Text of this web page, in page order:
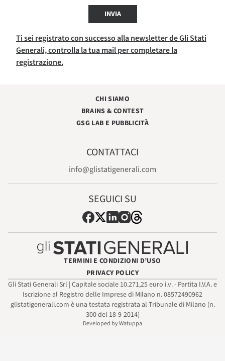
INVIA
Ti sei registrato con successo alla newsletter de Gli Stati
Generali, controlla la tua mail per completare la
registrazione.
CHI SIAMO
BRAINS & CONTEST
GSG LAB E PUBBLICITÀ
CONTATTACI
info@glistatigenerali.com
SEGUICI SU
TERMINI E CONDIZIONI D’USO
PRIVACY POLICY
Gli Stati Generali Srl | Capitale sociale 10.271,25 euro i.v. - Partita I.V.A. e
Iscrizione al Registro delle Imprese di Milano n. 08572490962
glistatigenerali.com è una testata registrata al Tribunale di Milano (n.
300 del 18-9-2014)
Developed by Watuppa